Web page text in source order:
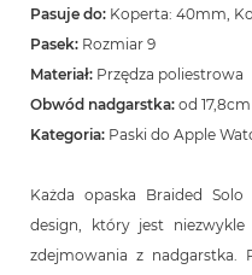
Pasuje do: Koperta: 40mm,
Pasek: Rozmiar 9
Materiał: Przędza poliestrowa
Obwód nadgarstka: od
Kategoria: Paski do Apple
Każda opaska Braided
design, który jest
zdejmowania z nadgarstka.